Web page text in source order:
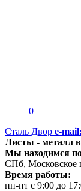
0
Сталь Двор e-mail:
Листы - металл
Мы находимся по
СПб, Московское
Время работы:
пн-пт с 9:00 до